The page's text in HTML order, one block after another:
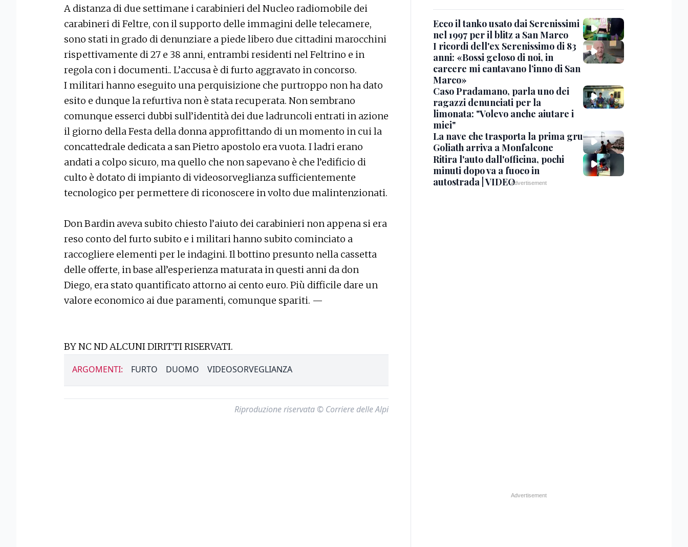
A distanza di due settimane i carabinieri del Nucleo radiomobile dei
carabineri di Feltre, con il supporto delle immagini delle telecamere,
sono stati in grado di denunziare a piede libero due cittadini marocchini
rispettivamente di 27 e 38 anni, entrambi residenti nel Feltrino e in
regola con i documenti.. L’accusa è di furto aggravato in concorso.
I militari hanno eseguito una perquisizione che purtroppo non ha dato
esito e dunque la refurtiva non è stata recuperata. Non sembrano
comunque esserci dubbi sull’identità dei due ladruncoli entrati in azione
il giorno della Festa della donna approfittando di un momento in cui la
concattedrale dedicata a san Pietro apostolo era vuota. I ladri erano
andati a colpo sicuro, ma quello che non sapevano è che l’edificio di
culto è dotato di impianto di videosorveglianza sufficientemente
tecnologico per permettere di riconoscere in volto due malintenzionati.
Don Bardin aveva subito chiesto l’aiuto dei carabinieri non appena si era
reso conto del furto subito e i militari hanno subito cominciato a
raccogliere elementi per le indagini. Il bottino presunto nella cassetta
delle offerte, in base all’esperienza maturata in questi anni da don
Diego, era stato quantificato attorno ai cento euro. Più difficile dare un
valore economico ai due paramenti, comunque spariti. —
BY NC ND ALCUNI DIRITTI RISERVATI.
ARGOMENTI: FURTO DUOMO VIDEOSORVEGLIANZA
Riproduzione riservata © Corriere delle Alpi
Ecco il tanko usato dai Serenissimi
nel 1997 per il blitz a San Marco
I ricordi dell'ex Serenissimo di 83
anni: «Bossi geloso di noi, in
carcere mi cantavano l’inno di San
Marco»
Caso Pradamano, parla uno dei
ragazzi denunciati per la
limonata: "Volevo anche aiutare i
miei"
La nave che trasporta la prima gru
Goliath arriva a Monfalcone
Ritira l'auto dall'officina, pochi
minuti dopo va a fuoco in
autostrada | VIDEO